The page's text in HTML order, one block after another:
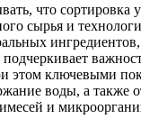
что сортировка
сырья и
этом ключевыми
воды, а также
и